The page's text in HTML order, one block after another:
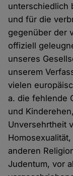
unterschiedlich
und für die
gegenüber der
offiziell
unseres
unserem
vielen
a. die fehlende
und
Unversehrtheit
anderen
Judentum, vor